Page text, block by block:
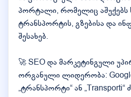
პორტალი, რომელიც აშუქებს
ტრანსპორტის, გზებისა და
შესახებ.
🚀 SEO და მარკეტინგული
ორგანული ლიდერობა:
„ტრანსპორტი“ ან „Transporti“